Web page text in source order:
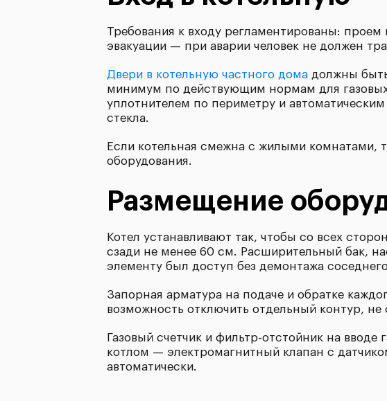
Требования к входу регламентированы:
эвакуации — при аварии человек не должен
Двери в котельную частного дома должны
минимум по действующим нормам для
уплотнителем по периметру и
стекла.
Если котельная смежна с жилыми комнатами,
оборудования.
Размещение
Котел устанавливают так, чтобы со всех
сзади не менее 60 см. Расширительный бак,
элементу был доступ без демонтажа
Запорная арматура на подаче и обратке
возможность отключить отдельный контур, не
Газовый счетчик и фильтр-отстойник на
котлом — электромагнитный клапан с
автоматически.